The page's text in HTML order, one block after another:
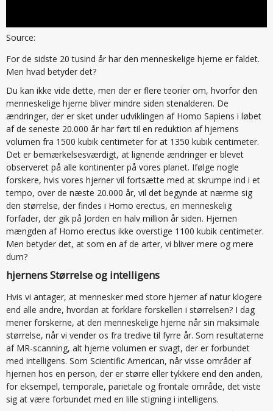
Source:
For de sidste 20 tusind år har den menneskelige hjerne er faldet.
Men hvad betyder det?
Du kan ikke vide dette, men der er flere teorier om, hvorfor den
menneskelige hjerne bliver mindre siden stenalderen. De
ændringer, der er sket under udviklingen af Homo Sapiens i løbet
af de seneste 20.000 år har ført til en reduktion af hjernens
volumen fra 1500 kubik centimeter for at 1350 kubik centimeter.
Det er bemærkelsesværdigt, at lignende ændringer er blevet
observeret på alle kontinenter på vores planet. Ifølge nogle
forskere, hvis vores hjerner vil fortsætte med at skrumpe ind i et
tempo, over de næste 20.000 år, vil det begynde at nærme sig
den størrelse, der findes i Homo erectus, en menneskelig
forfader, der gik på Jorden en halv million år siden. Hjernen
mængden af Homo erectus ikke overstige 1100 kubik centimeter.
Men betyder det, at som en af de arter, vi bliver mere og mere
dum?
hjernens Størrelse og intelligens
Hvis vi antager, at mennesker med store hjerner af natur klogere
end alle andre, hvordan at forklare forskellen i størrelsen? I dag
mener forskerne, at den menneskelige hjerne når sin maksimale
størrelse, når vi vender os fra tredive til fyrre år. Som resultaterne
af MR-scanning, alt hjerne volumen er svagt, der er forbundet
med intelligens. Som Scientific American, når visse områder af
hjernen hos en person, der er større eller tykkere end den anden,
for eksempel, temporale, parietale og frontale område, det viste
sig at være forbundet med en lille stigning i intelligens.